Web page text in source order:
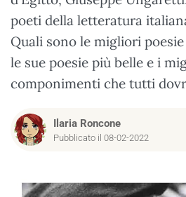
poeti della letteratura
Quali sono le migliori
le sue poesie più belle e i
componimenti che tutti
Ilaria Roncone
Pubblicato il 08-02-2022